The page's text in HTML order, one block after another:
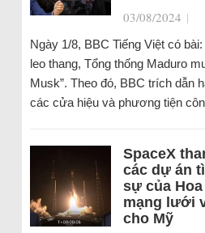
03/08/2024 |
Ngày 1/8, BBC Tiếng Việt có
leo thang, Tổng thống Maduro
Musk”. Theo đó, BBC trích dẫn
các cửa hiệu và phương tiện
SpaceX
các dự án
sự của
mạng lưới
cho Mỹ